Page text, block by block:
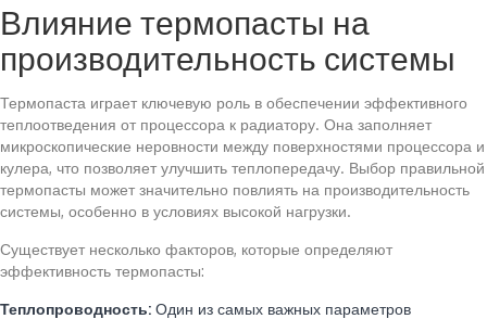
Влияние термопасты на
производительность системы
Термопаста играет ключевую роль в обеспечении эффективного
теплоотведения от процессора к радиатору. Она заполняет
микроскопические неровности между поверхностями процессора и
кулера, что позволяет улучшить теплопередачу. Выбор правильной
термопасты может значительно повлиять на производительность
системы, особенно в условиях высокой нагрузки.
Существует несколько факторов, которые определяют
эффективность термопасты:
Теплопроводность: Один из самых важных параметров